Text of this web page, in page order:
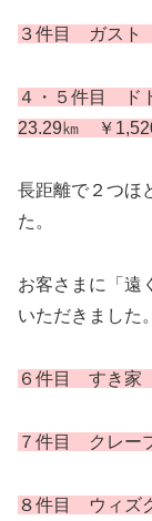
３件目 ガス
４・５件目 ド
23.29㎞ ￥
長距離で２つほ
た。
お客さまに「遠
いただきました。
６件目 すき
７件目 クレ
８件目 ウィズ